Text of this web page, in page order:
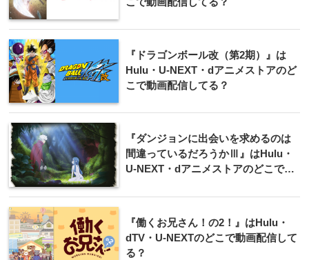
『ドラゴンボール改（第2期）』は
Hulu・U-NEXT・dアニメストアのど
こで動画配信してる？
『ダンジョンに出会いを求めるのは
間違っているだろうかⅢ』はHulu・
U-NEXT・dアニメストアのどこで動
『働くお兄さん！の2！』はHulu・
dTV・U-NEXTのどこで動画配信して
る？